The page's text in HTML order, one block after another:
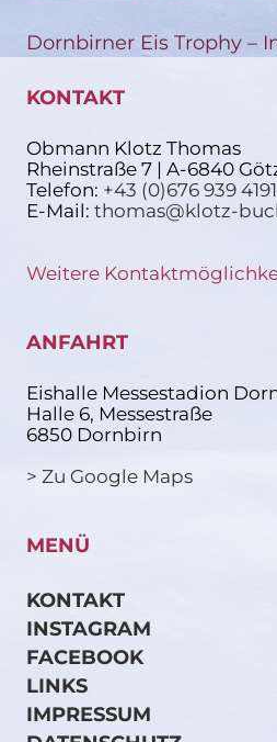
Dornbirner Eis Trophy –
KONTAKT
Obmann Klotz Thomas
Rheinstraße 7 | A-6840
Telefon: +43 (0)676 939 4191
E-Mail: thomas@klotz-
Weitere
ANFAHRT
Eishalle Messestadion
Halle 6, Messestraße
6850 Dornbirn
> Zu Google Maps
MENÜ
KONTAKT
INSTAGRAM
FACEBOOK
LINKS
IMPRESSUM